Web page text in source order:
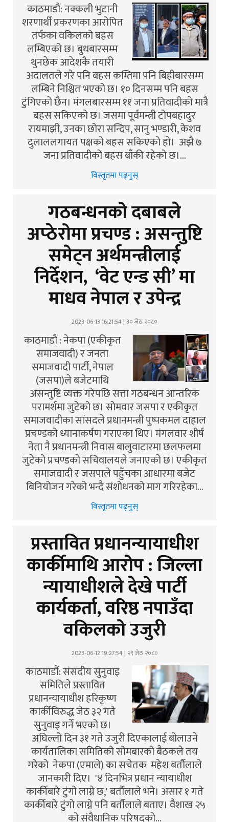
काठमाडौं: नक्कली भुटानी
शरणार्थी प्रकरणका आरोपित
तर्फका वकिलको बहस
लम्बिएको छ। बुधबारसम्म
थुनछेक आदेशकै तयारी
अदालतले गरे पनि बहस कम्तिमा पनि बिहीबारसम्म
लम्बिने निश्चित भएको छ। १० दिनसम्म पनि बहस
टुंगिएको छैन। मंगलबारसम्म ११ जना प्रतिवादीको मात्रै
बहस सकिएको छ। जसमा पूर्वमन्त्री टोपबहादुर
रायमाझी, उनका छोरा सन्दिप, सानु भण्डारी, केशव
दुलाललगायत पक्षको बहस सकिएको हो। अझै ७
जना प्रतिवादीको बहस बाँकी रहेको छ।…
विस्तृतमा पढ्नुस्
गठबन्धनको दबाबले
अप्ठेरोमा प्रचण्ड : असन्तुष्टि
समेट्न अर्थमन्त्रीलाई
निर्देशन, ‘वेट एन्ड सी’ मा
माधव नेपाल र उपेन्द्र
2023-06-13 16:21:54 | ३० जेठ २०८०
काठमाडौं : नेकपा (एकीकृत
समाजवादी) र जनता
समाजवादी पार्टी, नेपाल
(जसपा)ले बजेटमाथि
असन्तुष्टि व्यक्त गरेपछि सत्ता गठबन्धन आन्तरिक
परामर्शमा जुटेको छ। सोमवार जसपा र एकीकृत
समाजवादीका सांसदले प्रधानमन्त्री पुष्पकमल दाहाल
प्रचण्डको ध्यानाकर्षण गराएका थिए। मंगलवार शीर्ष
नेता नै प्रधानमन्त्री निवास बालुवाटारमा छलफलमा
जुटेको प्रचण्डको सचिवालयले जनाएको छ। एकीकृत
समाजवादी र जसपाले पहुँचका आधारमा बजेट
बिनियोजन गरेको भन्दै संशोधनको माग गरिरहेका…
विस्तृतमा पढ्नुस्
प्रस्तावित प्रधानन्यायाधीश
कार्कीमाथि आरोप : जिल्ला
न्यायाधीशले देखे पार्टी
कार्यकर्ता, वरिष्ठ नपाउँदा
वकिलको उजुरी
2023-06-12 19:27:54 | २९ जेठ २०८०
काठमाडौं: संसदीय सुनुवाइ
समितिले प्रस्तावित
प्रधानन्यायाधीश हरिकृष्ण
कार्कीविरुद्ध जेठ ३२ गते
सुनुवाइ गर्ने भएको छ।
अघिल्लो दिन ३१ गते उजुरी दिएकालाई बोलाउने
कार्यतालिका समितिको सोमबारको बैठकले तय
गरेको नेकपा (एमाले) का सचेतक महेश बर्तौलाले
जानकारी दिए। '४ दिनभित्र प्रधान न्यायाधीश
कार्कीबारे टुंगो लाग्ने छ,' बर्तौलाले भने। असार १ गते
कार्कीबारे टुंगो लाग्ने पनि बर्तौलाले बताए। वैशाख २५
को संवैधानिक परिषदको…